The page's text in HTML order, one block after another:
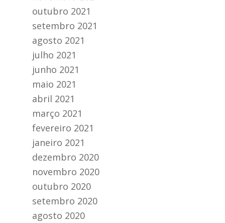
outubro 2021
setembro 2021
agosto 2021
julho 2021
junho 2021
maio 2021
abril 2021
março 2021
fevereiro 2021
janeiro 2021
dezembro 2020
novembro 2020
outubro 2020
setembro 2020
agosto 2020